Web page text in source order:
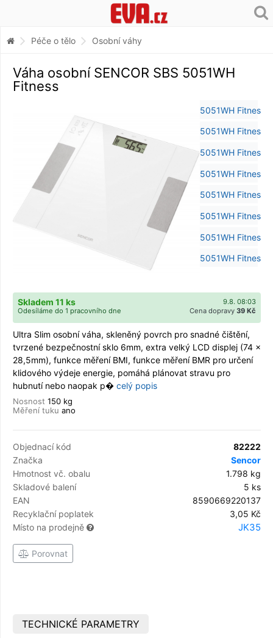
Péče o tělo Osobní váhy
Váha osobní SENCOR SBS 5051WH
Fitness
9.8. 08:03
Skladem 11 ks
Cena dopravy 39 Kč
Odesíláme do 1 pracovního dne
Ultra Slim osobní váha, skleněný povrch pro snadné čištění,
tvrzené bezpečnostní sklo 6mm, extra velký LCD displej (74 x
28,5mm), funkce měření BMI, funkce měření BMR pro určení
klidového výdeje energie, pomáhá plánovat stravu pro
hubnutí nebo naopak p� celý popis
Nosnost 150 kg
Měření tuku ano
Objednací kód
82222
Značka
Sencor
Hmotnost vč. obalu
1.798 kg
Skladové balení
5 ks
EAN
8590669220137
Recyklační poplatek
3,05 Kč
Místo na prodejně
JK35
Porovnat
TECHNICKÉ PARAMETRY